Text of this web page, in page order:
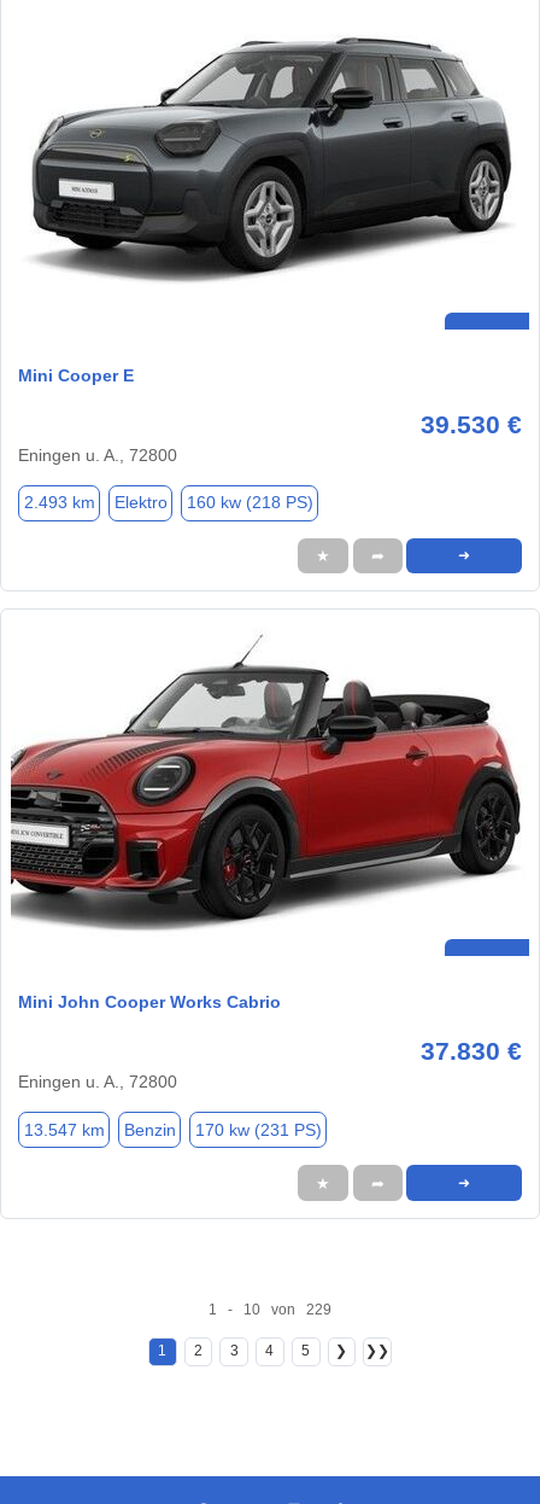
Mini Cooper E
39.530 €
Eningen u. A., 72800
2.493 km Elektro 160 kw (218 PS)
★ ➦ ➜
Mini John Cooper Works Cabrio
37.830 €
Eningen u. A., 72800
13.547 km Benzin 170 kw (231 PS)
★ ➦ ➜
1 - 10 von 229
1 2 3 4 5 ❯ ❯❯